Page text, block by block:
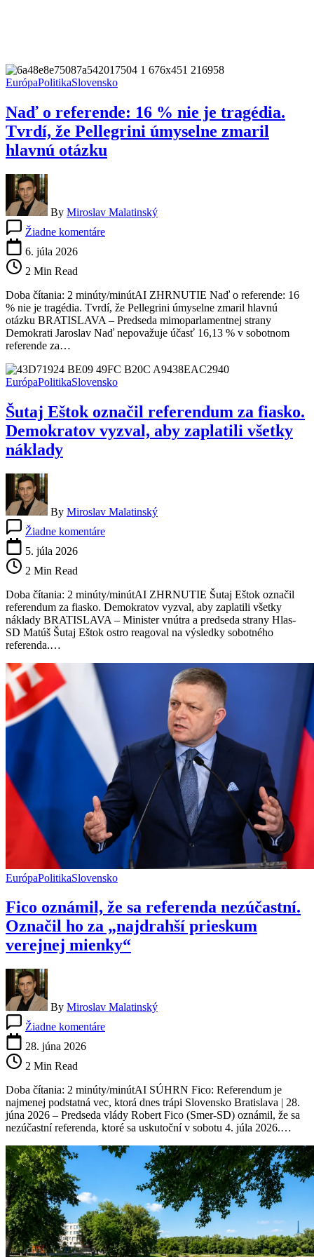
EurópaPolitikaSlovensko
Naď o referende: 16 % nie je tragédia.
Tvrdí, že Pellegrini úmyselne zmaril
hlavnú otázku
By Miroslav Malatinský
Žiadne komentáreNaď
nie
je
tragédia.
Tvrdí,
Pellegrini
úmyselne
zmaril
otázku
6. júla 2026
2 Min Read
Doba čítania: 2 minúty/minútAI ZHRNUTIE Naď o referende: 16
% nie je tragédia. Tvrdí, že Pellegrini úmyselne zmaril hlavnú
otázku BRATISLAVA – Predseda mimoparlamentnej strany
Demokrati Jaroslav Naď nepovažuje účasť 16,13 % v sobotnom
referende za…
EurópaPolitikaSlovensko
Šutaj Eštok označil referendum za fiasko.
Demokratov vyzval, aby zaplatili všetky
náklady
By Miroslav Malatinský
Žiadne komentáreŠutaj
fiasko.
Demokratov
vyzval,
aby
všetky
5. júla 2026
2 Min Read
Doba čítania: 2 minúty/minútAI ZHRNUTIE Šutaj Eštok označil
referendum za fiasko. Demokratov vyzval, aby zaplatili všetky
náklady BRATISLAVA – Minister vnútra a predseda strany Hlas-
SD Matúš Šutaj Eštok ostro reagoval na výsledky sobotného
referenda.…
EurópaPolitikaSlovensko
Fico oznámil, že sa referenda nezúčastní.
Označil ho za „najdrahší prieskum
verejnej mienky“
By Miroslav Malatinský
Žiadne komentáreFico
nezúčastní.
Označil
ho
za
„najdrahší
prieskum
mienky“
28. júna 2026
2 Min Read
Doba čítania: 2 minúty/minútAI SÚHRN Fico: Referendum je
najmenej podstatná vec, ktorá dnes trápi Slovensko Bratislava | 28.
júna 2026 – Predseda vlády Robert Fico (Smer-SD) oznámil, že sa
nezúčastní referenda, ktoré sa uskutoční v sobotu 4. júla 2026.…